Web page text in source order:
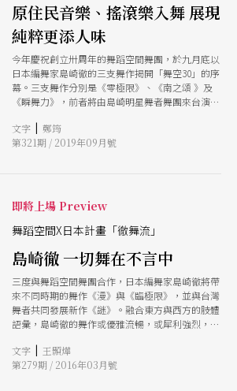
原住民音樂、搖滾樂入舞 展現
純粹更添人味
今年慶祝創立卅周年的舞蹈空間舞團，於九月底以
日本編舞家島崎徹的三支舞作揭開「舞空30」的序
幕。三支舞作分別是《零極限》、《南之頌 》及
《瞬舞力》，前者將由島崎明星舞者舞團來台演
入舞，讓觀眾看到編舞家如何呈現幽雅流暢的身體
與豐富的音樂性。
文字 | 鄭筠
第321期 / 2019年09月號
即將上場 Preview
舞蹈空間X日本計畫「徹舞流」
島崎徹 一切舞在不言中
三度與舞蹈空間舞團合作，日本編舞家島崎徹將帶
來不同時期的舞作《漫》與《臨極限》，並與台灣
舞者共同發展新作《謎》。融合東方與西方的肢體
語彙，島崎徹的舞作或優雅流暢，或犀利強烈，給
認為舞蹈藝術之美正因為其難以言說，而身為舞蹈
藝術家，他所能夠做的，就是透過肢體表達，並深
文字 | 王顥燁
第279期 / 2016年03月號